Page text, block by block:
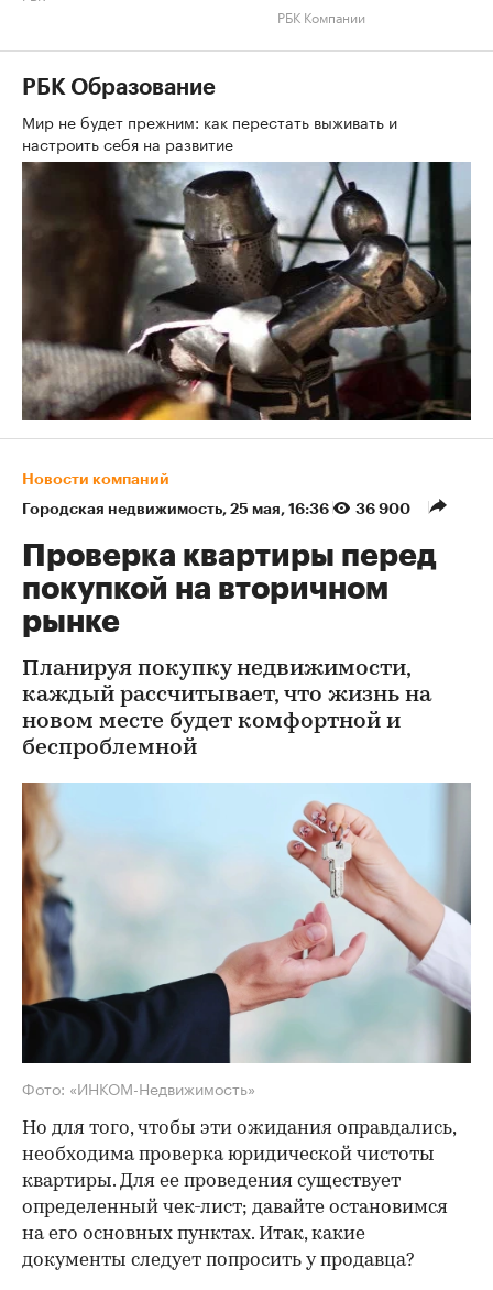
РБК Компании
РБК Образование
Мир не будет прежним: как перестать выживать и
настроить себя на развитие
Новости компаний
Городская недвижимость⁠, 25 мая, 16:36 36 900
Проверка квартиры перед
покупкой на вторичном
рынке
Планируя покупку недвижимости,
каждый рассчитывает, что жизнь на
новом месте будет комфортной и
беспроблемной
Фото: «ИНКОМ-Недвижимость»
Но для того, чтобы эти ожидания оправдались,
необходима проверка юридической чистоты
квартиры. Для ее проведения существует
определенный чек-лист; давайте остановимся
на его основных пунктах. Итак, какие
документы следует попросить у продавца?